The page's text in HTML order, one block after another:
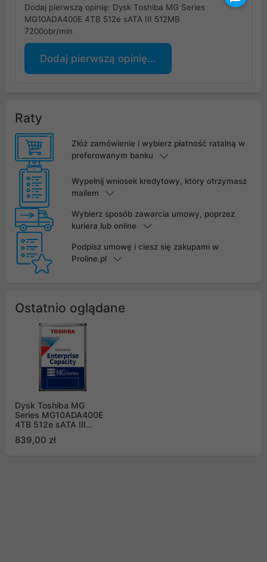
Dodaj pierwszą opinię: Dysk Toshiba MG Series
MG10ADA400E 4TB 512e sATA III 512MB
7200obr/min
Dodaj pierwszą opinię...
Raty
Złóż zamówienie i wybierz płatność ratalną w
preferowanym banku
Wypełnij wniosek kredytowy, który otrzymasz
mailem
Wybierz sposób zawarcia umowy, poprzez
kuriera lub online
Podpisz umowę i ciesz się zakupami w
Proline.pl
Ostatnio oglądane
Dysk Toshiba MG
Series MG10ADA400E
4TB 512e sATA III
839,00 zł